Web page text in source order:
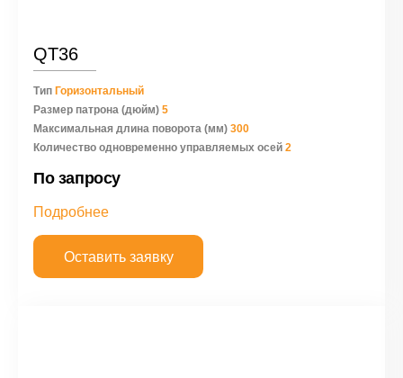
QT36
Тип Горизонтальный
Размер патрона (дюйм) 5
Максимальная длина поворота (мм) 300
Количество одновременно управляемых осей 2
По запросу
Подробнее
Оставить заявку